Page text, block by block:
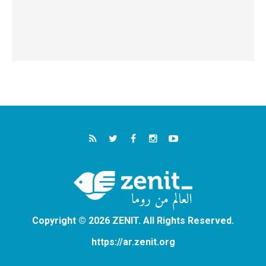
Copyright © 2026 ZENIT. All Rights Reserved.
https://ar.zenit.org